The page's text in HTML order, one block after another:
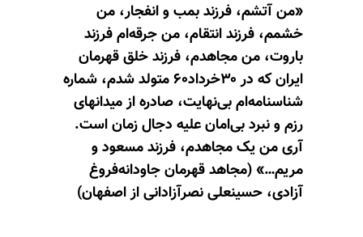
«‌من آتشم، فرزند بمب و انفجار، من
خشمم، فرزند انتقام، من جرقه‌ام فرزند
باروت، من مجاهدم، فرزند خلق قهرمان
ایران که در ۳۰خرداد۶۰ متولد شدم، شماره
شناسنامه‌ام بی‌نهایت، صادره از میدانهای
رزم و نبرد بی‌امان علیه دجال زمان است.
آری من یک مجاهدم، فرزند مسعود و
مریم…» (مجاهد قهرمان جاودانه‌فروغ
آزادی، حسینعلی نصرآزادانی از اصفهان)